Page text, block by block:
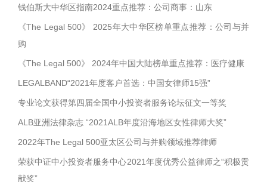
钱伯斯大中华区指南2024重点推荐：公司商事：山东
《The Legal 500》 2025年大中华区榜单重点推荐：公司与并
购
《The Legal 500》 2024年中国大陆榜单重点推荐：医疗健康
LEGALBAND“2021年度客户首选：中国女律师15强”
专业论文获得第四届全国中小投资者服务论坛征文一等奖
ALB亚洲法律杂志 “2021ALB年度沿海地区女性律师大奖”
2022年The Legal 500亚太区公司与并购领域推荐律师
荣获中证中小投资者服务中心2021年度优秀公益律师之“积极贡
献奖”